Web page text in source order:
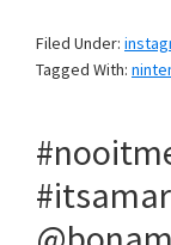
Filed Under:
Tagged With: